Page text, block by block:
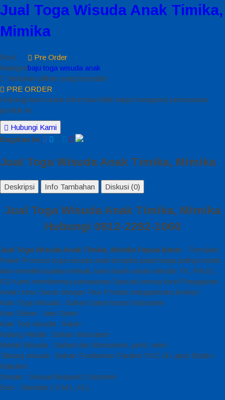
Jual Toga Wisuda Anak Timika,
Mimika
Stok
Pre Order
Kategoribaju toga wisuda anak
Tentukan pilihan yang tersedia!
PRE ORDER
Hubungi kami untuk informasi lebih lanjut mengenai pemesanan
produk ini.
Hubungi Kami
Bagikan ke
Jual Toga Wisuda Anak Timika, Mimika
Deskripsi Info Tambahan Diskusi (0)
Jual Toga Wisuda Anak Timika, Mimika
Hubungi 0812-2282-1060
Jual Toga Wisuda Anak Timika, Mimika Papua Barat– Temukan
Paket Promosi toga wisuda anak komplet pada harga paling murah
dan memiliki kualitas terbaik, kami kasih untuk sekolah TK, PAUD ,
SD Kami memberinya penawaran Special semua level Pengajaran
Anak Umur Dasar dengan Fitur Produk sebagaimana berikut :
Kain Toga Wisuda : Bahan Saten brand Indosaten
Kain Sleber : kain Saten
Kain Topi wisuda : Saten
Kalung Medali : Bahan Indosaten
Medali Wisuda : Bahan dari Alumunium, print, resin
Tabung wisuda : Bahan Fundamen Paralon PVC di Lapisi Bludru
Kabulon
Desain : Sesuai Request Costumer
Size : Standart ( S,M,L,XL)